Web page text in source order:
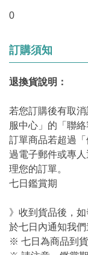
0
訂購須知
退換貨說明：
若您訂購後有取
服中心」的「聯
訂單商品若超過
過電子郵件或專
理您的訂單。
七日鑑賞期
》收到貨品後，
於七日內通知我們
※ 七日為商品到